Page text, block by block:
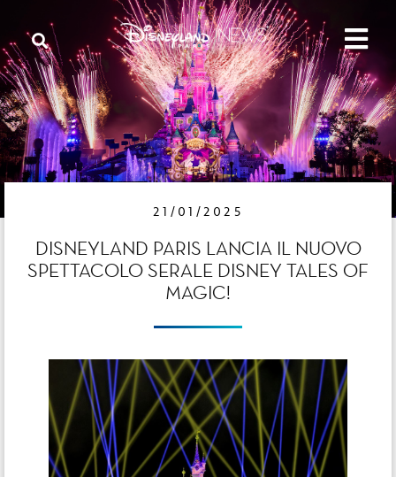
21/01/2025
DISNEYLAND PARIS LANCIA IL NUOVO
SPETTACOLO SERALE DISNEY TALES OF
MAGIC!